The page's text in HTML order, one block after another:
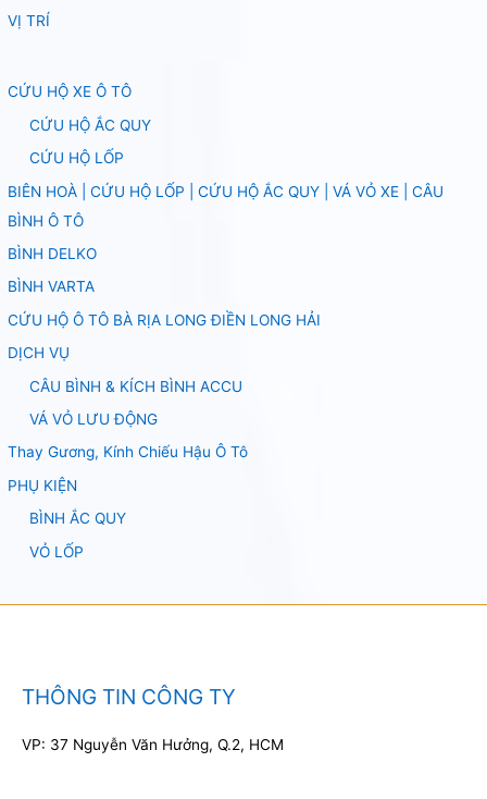
VỊ TRÍ
CỨU HỘ XE Ô TÔ
CỨU HỘ ẮC QUY
CỨU HỘ LỐP
BIÊN HOÀ | CỨU HỘ LỐP | CỨU HỘ ẮC QUY | VÁ VỎ XE | CÂU
BÌNH Ô TÔ
BÌNH DELKO
BÌNH VARTA
CỨU HỘ Ô TÔ BÀ RỊA LONG ĐIỀN LONG HẢI
DỊCH VỤ
CÂU BÌNH & KÍCH BÌNH ACCU
VÁ VỎ LƯU ĐỘNG
Thay Gương, Kính Chiếu Hậu Ô Tô
PHỤ KIỆN
BÌNH ẮC QUY
VỎ LỐP
THÔNG TIN CÔNG TY
VP: 37 Nguyễn Văn Hưởng, Q.2, HCM